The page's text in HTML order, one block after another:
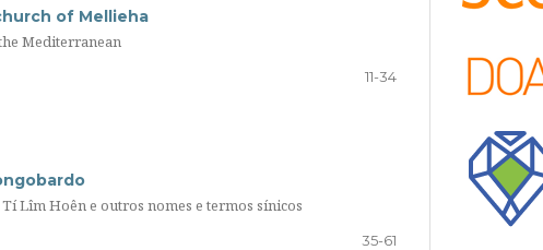
of Mellieha
Mediterranean
11-34
Lîm Hoên e outros nomes e termos sínicos
35-61